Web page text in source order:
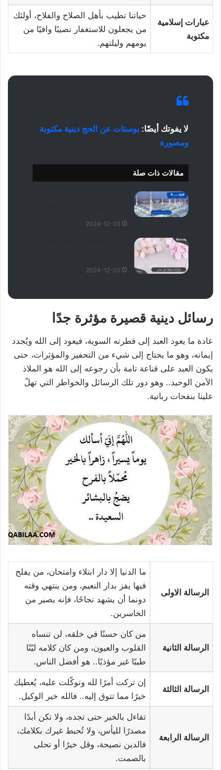
عبارات إسلامية
مكتوبة
حياتنا تطيب بأهل الصلاح والفلاح، أولئك
من يجعلون للاستغفار نصيبًا وافيًا من
يومهم وليلتهم.
لا يفوتك أيضًا: بوستات عن الحج دينية مكتوبة
ومصورة
مقالات ذات صلة
2024-12-02
2024-12-02
رسائل دينية قصيرة مؤثرة جدًا
عادة ما يعود العبد إلى فطرته السوية، فيعود إلى الله ويُجدد
إيمانه، وهو ما يحتاج إلى شيء من التحفيز والمؤثرات، حتى
يكون العبد على قناعة تامة بأن رجوعه إلى الله هو الملاذ
الآمن الوحيد.. وهو دور تلك الرسائل والخواطر التي تهلّ
علينا بنفحات ربانية.
الرسالة الاولى
ما الدنيا إلا دار ابتلاء وامتحان، من يفلح
فيها يفز بدار النعيم، ومن ينتهي وقته
دونما أن يشهد نجاحًا، فإنه يصير من
الخاسرين.
الرسالة الثانية
من كان حسنًا في خلقه، لن تنساه
القلوب والعيون، ومن كان كلامه ليّنًا
طيبًا غير مؤذيًا.. هو أفضل الناس.
الرسالة الثالثة
إن تركت أمرًا لله وتوكّلت عليه، يُعطيك
خيرًا مما تتوق إليه.. فالله خير الوكيل.
الرسالة الرابعة
تفاءل بالخير حتى تجده، ولا تكن أبدًا
مصدرًا لليأس، ولا تُحبط غيرك بكلامك،
فالدين نصيحة، وقل خيرًا أو تحلى
بالصمت.